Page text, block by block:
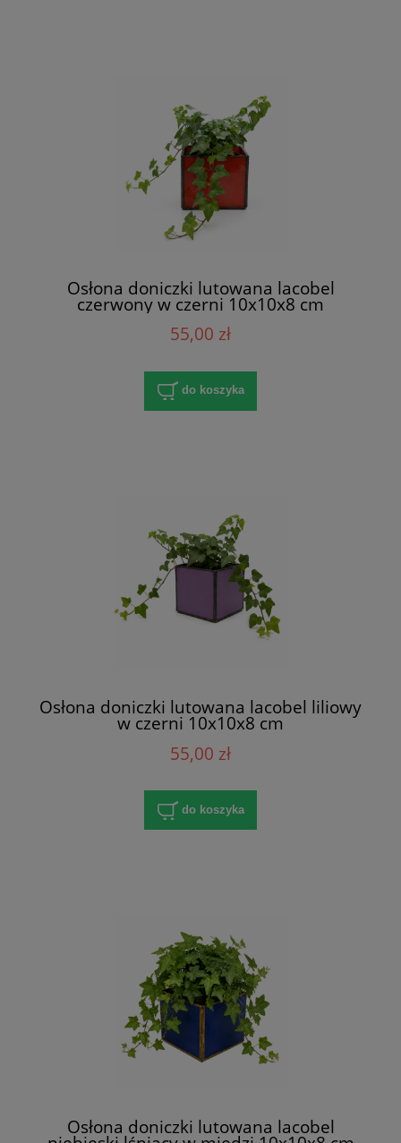
Osłona doniczki lutowana lacobel
czerwony w czerni 10x10x8 cm
55,00 zł
do koszyka
Osłona doniczki lutowana lacobel liliowy
w czerni 10x10x8 cm
55,00 zł
do koszyka
Osłona doniczki lutowana lacobel